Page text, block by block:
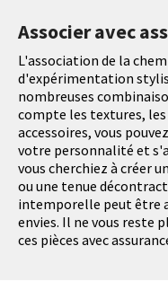
Associer avec
L'association de la
d'expérimentation
nombreuses
compte les textures,
accessoires, vous
votre personnalité et
vous cherchiez à créer
ou une tenue
intemporelle peut être
envies. Il ne vous reste
ces pièces avec